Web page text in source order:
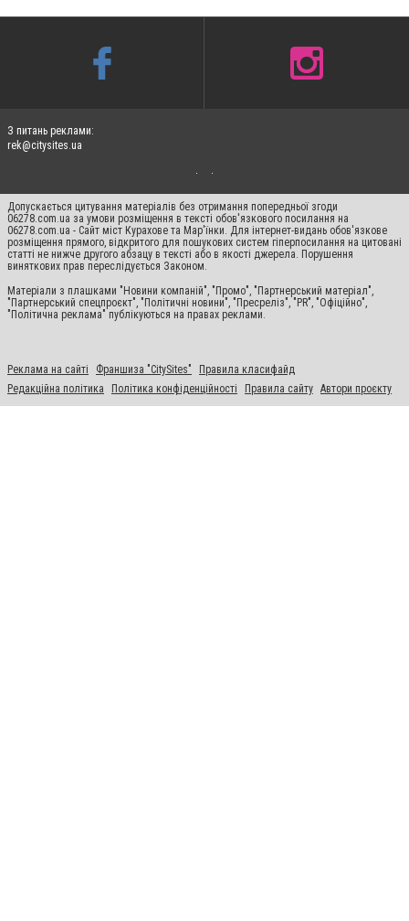
З питань реклами:
rek@citysites.ua
Допускається цитування матеріалів без отримання попередньої згоди
06278.com.ua за умови розміщення в тексті обов'язкового посилання на
06278.com.ua - Сайт міст Курахове та Мар'їнки. Для інтернет-видань обов'язкове
розміщення прямого, відкритого для пошукових систем гіперпосилання на цитовані
статті не нижче другого абзацу в тексті або в якості джерела. Порушення
виняткових прав переслідується Законом.
Матеріали з плашками "Новини компаній", "Промо", "Партнерський матеріал",
"Партнерський спецпроєкт", "Політичні новини", "Пресреліз", "PR", "Офіційно",
"Політична реклама" публікуються на правах реклами.
Реклама на сайті Франшиза "CitySites"
Правила класифайд
Редакційна політика
Політика конфіденційності Правила сайту Автори проєкту